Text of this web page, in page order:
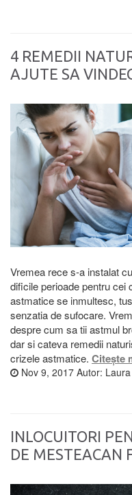
4 REMEDII
AJUTE SA
Vremea rece s-a instalat
dificile perioade pentru
astmatice se inmultesc,
senzatia de sufocare.
despre cum sa tii astmul
dar si cateva remedii
crizele astmatice. Citește
Nov 9, 2017 Autor:
INLOCUITORI
DE MESTEACAN